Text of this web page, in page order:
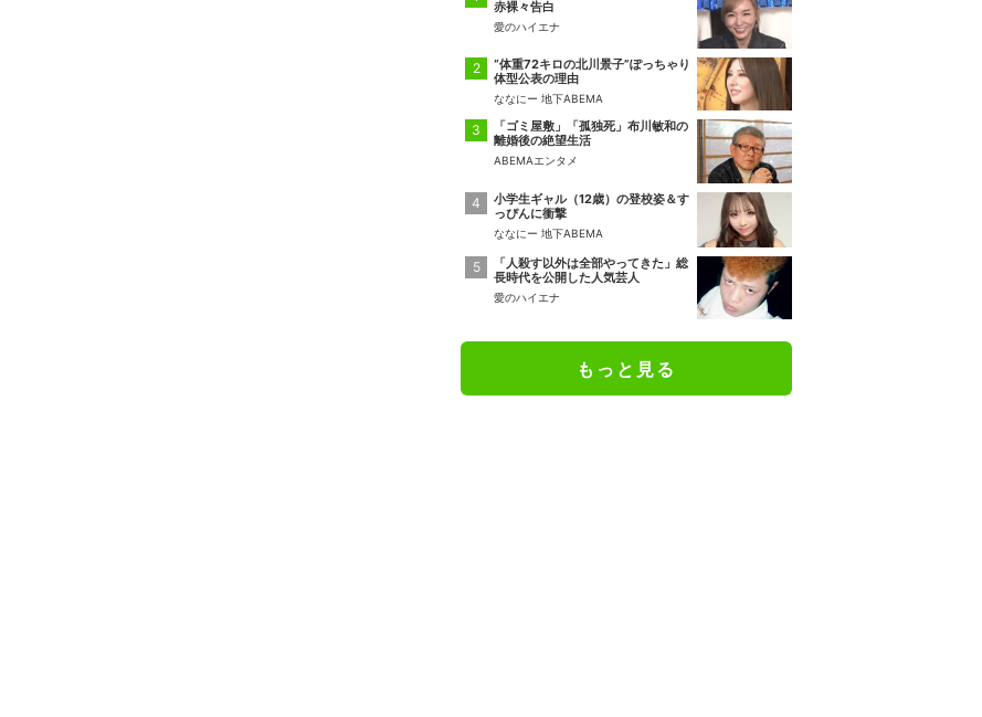
赤裸々告白
愛のハイエナ
“体重72キロの北川景子”ぽっちゃり
体型公表の理由
ななにー 地下ABEMA
「ゴミ屋敷」「孤独死」布川敏和の
離婚後の絶望生活
ABEMAエンタメ
小学生ギャル（12歳）の登校姿＆す
っぴんに衝撃
ななにー 地下ABEMA
「人殺す以外は全部やってきた」総
長時代を公開した人気芸人
愛のハイエナ
もっと見る